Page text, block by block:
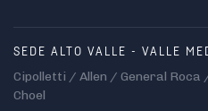
SEDE ALTO VALLE - VALLE
Cipolletti / Allen / General Roca
Choel